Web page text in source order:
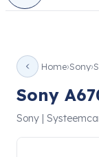
Home Sony
Sony
Sony |